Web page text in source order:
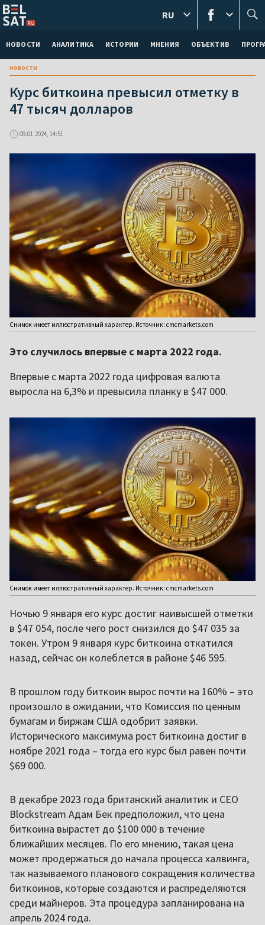
НОВОСТИ АНАЛИТИКА ИСТОРИИ МНЕНИЯ ОБЪЕКТИВ
RU
новости
Курс биткоина превысил отметку в
47 тысяч долларов
09.01.2024, 14:51
Снимок имеет иллюстративный характер. Источник: cmcmarkets.com
Это случилось впервые с марта 2022 года.
Впервые с марта 2022 года цифровая валюта
выросла на 6,3% и превысила планку в $47 000.
Снимок имеет иллюстративный характер. Источник: cmcmarkets.com
Ночью 9 января его курс достиг наивысшей отметки
в $47 054, после чего рост снизился до $47 035 за
токен. Утром 9 января курс биткоина откатился
назад, сейчас он колеблется в районе $46 595.
В прошлом году биткоин вырос почти на 160% – это
произошло в ожидании, что Комиссия по ценным
бумагам и биржам США одобрит заявки.
Исторического максимума рост биткоина достиг в
ноябре 2021 года – тогда его курс был равен почти
$69 000.
В декабре 2023 года британский аналитик и CEO
Blockstream Адам Бек предположил, что цена
биткоина вырастет до $100 000 в течение
ближайших месяцев. По его мнению, такая цена
может продержаться до начала процесса халвинга,
так называемого планового сокращения количества
биткоинов, которые создаются и распределяются
среди майнеров. Эта процедура запланирована на
апрель 2024 года.